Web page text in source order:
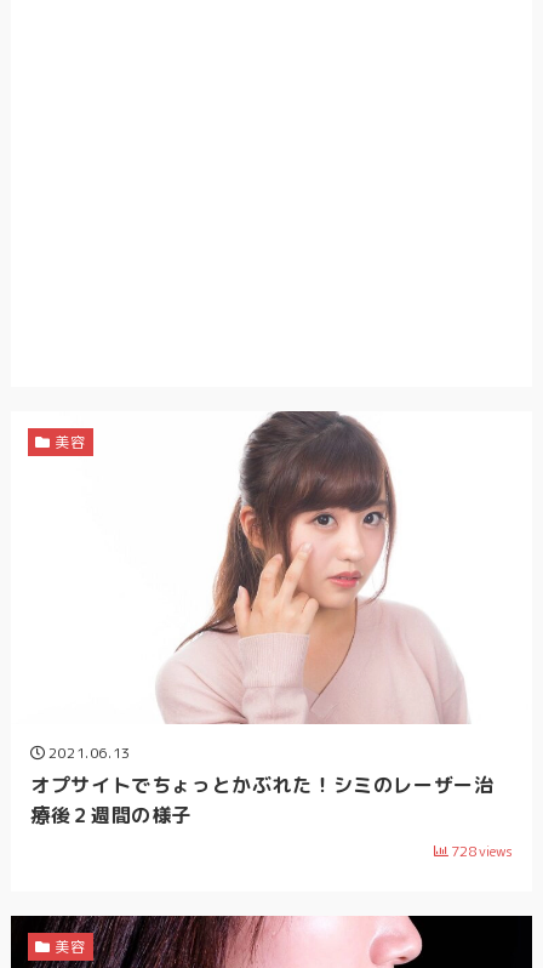
2021.06.13
オプサイトでちょっとかぶれた！シミのレーザー治
療後２週間の様子
728views
美容
美容